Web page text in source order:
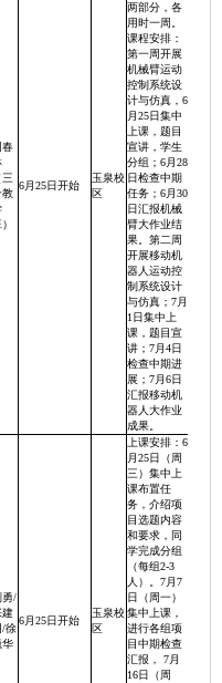
春
三
教
6月25日开始
玉泉校
区
两部分，各
用时一周。
课程安排：
第一周开展
机械臂运动
控制系统设
计与仿真，6
月25日集中
上课，题目
宣讲，学生
分组；6月28
日检查中期
任务；6月30
日汇报机械
臂大作业结
果。第二周
开展移动机
器人运动控
制系统设计
与仿真；7月
1日集中上
课，题目宣
讲；7月4日
检查中期进
展；7月6日
汇报移动机
器人大作业
成果。
勇/
建
/徐
华
6月25日开始
玉泉校
区
上课安排：6
月25日（周
三）集中上
课布置任
务，介绍项
目选题内容
和要求，同
学完成分组
（每组2-3
人）。7月7
日（周一）
集中上课，
进行各组项
目中期检查
汇报， 7月
16日（周